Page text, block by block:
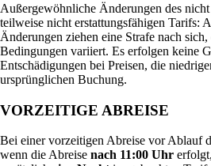
Außergewöhnliche Änderungen des
teilweise nicht erstattungsfähigen Tarifs:
Änderungen ziehen eine Strafe nach
Bedingungen variiert. Es erfolgen keine
Entschädigungen bei Preisen, die
ursprünglichen Buchung.
VORZEITIGE ABREISE
Bei einer vorzeitigen Abreise vor Ablauf
wenn die Abreise nach 11:00 Uhr